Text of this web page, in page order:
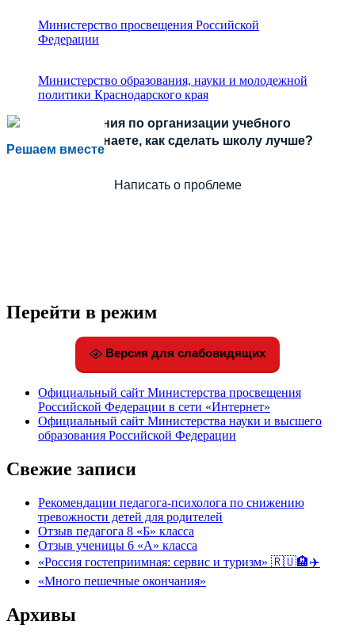
Министерство просвещения Российской
Федерации
Министерство образования, науки и молодежной
политики Краснодарского края
Решаем вместе
Есть предложения по организации учебного
процесса или знаете, как сделать школу лучше?
Написать о проблеме
Перейти в режим
Версия для слабовидящих
Официальный сайт Министерства просвещения
Российской Федерации в сети «Интернет»
Официальный сайт Министерства науки и высшего
образования Российской Федерации
Свежие записи
Рекомендации педагога-психолога по снижению
тревожности детей для родителей
Отзыв педагога 8 «Б» класса
Отзыв ученицы 6 «А» класса
«Россия гостеприимная: сервис и туризм» 🇷🇺🏨✈️
«Много пешечные окончания»
Архивы